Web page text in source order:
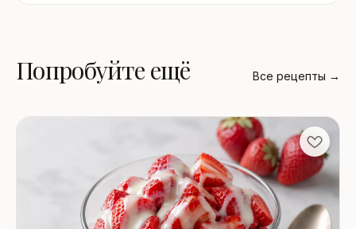
Попробуйте ещё Все рецепты →